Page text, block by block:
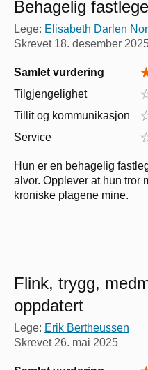
Behagelig fastlege
Lege: Elisabeth Darlen
Skrevet 18. desember
Samlet vurdering
Tilgjengelighet
Tillit og kommunikasjon
Service
Hun er en behagelig
alvor. Opplever at hun tror
kroniske plagene mine.
Flink, trygg,
oppdatert
Lege: Erik Bertheussen
Skrevet 26. mai 2025